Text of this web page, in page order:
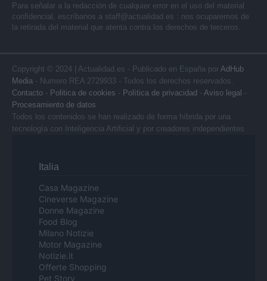
Para señalar a la redacción de cualquier error en el uso del material
confidencial, escríbanos a staff@actualidad.es : nos ocuparemos de
la retirada del material que atenta contra los derechos de terceros.
Copyright © 2024 | Actualidad.es - Publicado en España por AdHub
Media - Numero REA 2729933 - Todos los derechos reservados.
Contacto - Politica de cookies - Política de privacidad - Aviso legal -
Procesamiento de datos
Todos los contenidos se han realizado de forma híbrida por una
tecnología con Inteligencia Artificial y por creadores independientes
Italia
Casa Magazine
Cineverse Magazine
Donne Magazine
Food Blog
Milano Notizie
Motor Magazine
Notizie.it
Offerte Shopping
Pet Story